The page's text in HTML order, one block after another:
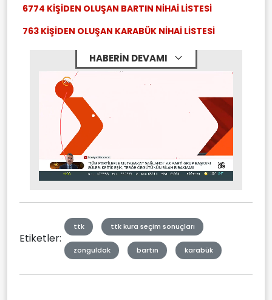
6774 KİŞİDEN OLUŞAN BARTIN NİHAİ LİSTESİ
763 KİŞİDEN OLUŞAN KARABÜK NİHAİ LİSTESİ
HABERİN DEVAMI
Unmute Stream
Etiketler:
ttk ttk kura seçim sonuçları
zonguldak bartın karabük